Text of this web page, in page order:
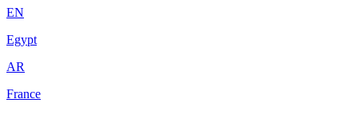
EN
Egypt
AR
France